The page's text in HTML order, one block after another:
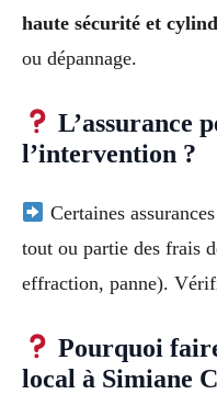
haute sécurité et
ou dépannage.
L’assurance
l’intervention ?
Certaines
tout ou partie des frais
effraction, panne).
Pourquoi
local à Simiane